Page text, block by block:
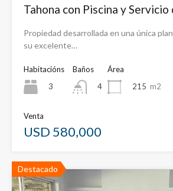
Tahona con Piscina y
Propiedad desarrollada en una única
su excelente…
Habitacións
3
Baños
4
Área
215 m2
Venta
USD 580,000
Destacado